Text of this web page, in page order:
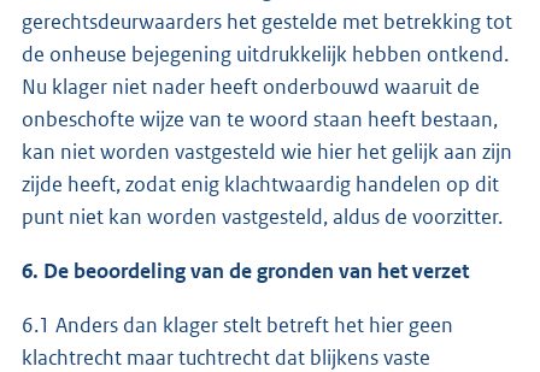
gerechtsdeurwaarders het gestelde met betrekking tot
de onheuse bejegening uitdrukkelijk hebben ontkend.
Nu klager niet nader heeft onderbouwd waaruit de
onbeschofte wijze van te woord staan heeft bestaan,
kan niet worden vastgesteld wie hier het gelijk aan zijn
zijde heeft, zodat enig klachtwaardig handelen op dit
punt niet kan worden vastgesteld, aldus de voorzitter.
6. De beoordeling van de gronden van het verzet
6.1 Anders dan klager stelt betreft het hier geen
klachtrecht maar tuchtrecht dat blijkens vaste